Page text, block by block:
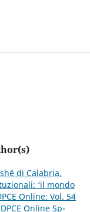
di Calabria,
‘il mondo
Online: Vol. 54
Online Sp-